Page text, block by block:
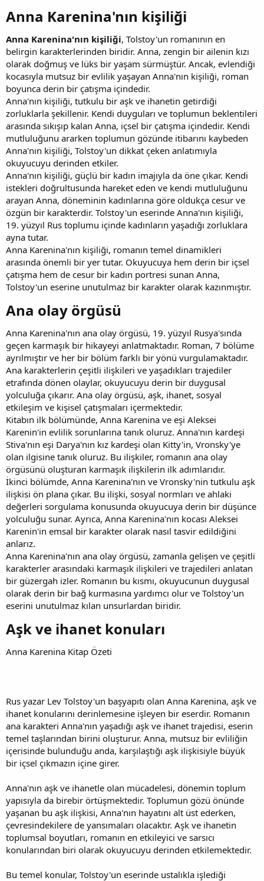
Anna Karenina'nın kişiliği​
Anna Karenina'nın kişiliği, Tolstoy'un romanının en
belirgin karakterlerinden biridir. Anna, zengin bir ailenin kızı
olarak doğmuş ve lüks bir yaşam sürmüştür. Ancak, evlendiği
kocasıyla mutsuz bir evlilik yaşayan Anna'nın kişiliği, roman
boyunca derin bir çatışma içindedir.
Anna'nın kişiliği, tutkulu bir aşk ve ihanetin getirdiği
zorluklarla şekillenir. Kendi duyguları ve toplumun beklentileri
arasında sıkışıp kalan Anna, içsel bir çatışma içindedir. Kendi
mutluluğunu ararken toplumun gözünde itibarını kaybeden
Anna'nın kişiliği, Tolstoy'un dikkat çeken anlatımıyla
okuyucuyu derinden etkiler.
Anna'nın kişiliği, güçlü bir kadın imajıyla da öne çıkar. Kendi
istekleri doğrultusunda hareket eden ve kendi mutluluğunu
arayan Anna, döneminin kadınlarına göre oldukça cesur ve
özgün bir karakterdir. Tolstoy'un eserinde Anna'nın kişiliği,
19. yüzyıl Rus toplumu içinde kadınların yaşadığı zorluklara
ayna tutar.
Anna Karenina'nın kişiliği, romanın temel dinamikleri
arasında önemli bir yer tutar. Okuyucuya hem derin bir içsel
çatışma hem de cesur bir kadın portresi sunan Anna,
Tolstoy'un eserine unutulmaz bir karakter olarak kazınmıştır.
Ana olay örgüsü​
Anna Karenina'nın ana olay örgüsü, 19. yüzyıl Rusya'sında
geçen karmaşık bir hikayeyi anlatmaktadır. Roman, 7 bölüme
ayrılmıştır ve her bir bölüm farklı bir yönü vurgulamaktadır.
Ana karakterlerin çeşitli ilişkileri ve yaşadıkları trajediler
etrafında dönen olaylar, okuyucuyu derin bir duygusal
yolculuğa çıkarır. Ana olay örgüsü, aşk, ihanet, sosyal
etkileşim ve kişisel çatışmaları içermektedir.
Kitabın ilk bölümünde, Anna Karenina ve eşi Aleksei
Karenin'in evlilik sorunlarına tanık oluruz. Anna'nın kardeşi
Stiva'nın eşi Darya'nın kız kardeşi olan Kitty'in, Vronsky'ye
olan ilgisine tanık oluruz. Bu ilişkiler, romanın ana olay
örgüsünü oluşturan karmaşık ilişkilerin ilk adımlarıdır.
İkinci bölümde, Anna Karenina'nın ve Vronsky'nin tutkulu aşk
ilişkisi ön plana çıkar. Bu ilişki, sosyal normları ve ahlaki
değerleri sorgulama konusunda okuyucuya derin bir düşünce
yolculuğu sunar. Ayrıca, Anna Karenina'nın kocası Aleksei
Karenin'in emsal bir karakter olarak nasıl tasvir edildiğini
anlarız.
Anna Karenina'nın ana olay örgüsü, zamanla gelişen ve çeşitli
karakterler arasındaki karmaşık ilişkileri ve trajedileri anlatan
bir güzergah izler. Romanın bu kısmı, okuyucunun duygusal
olarak derin bir bağ kurmasına yardımcı olur ve Tolstoy'un
eserini unutulmaz kılan unsurlardan biridir.
Aşk ve ihanet konuları​
Anna Karenina Kitap Özeti
Rus yazar Lev Tolstoy'un başyapıtı olan Anna Karenina, aşk ve
ihanet konularını derinlemesine işleyen bir eserdir. Romanın
ana karakteri Anna'nın yaşadığı aşk ve ihanet trajedisi, eserin
temel taşlarından birini oluşturur. Anna, mutsuz bir evliliğin
içerisinde bulunduğu anda, karşılaştığı aşk ilişkisiyle büyük
bir içsel çıkmazın içine girer.
Anna'nın aşk ve ihanetle olan mücadelesi, dönemin toplum
yapısıyla da birebir örtüşmektedir. Toplumun gözü önünde
yaşanan bu aşk ilişkisi, Anna'nın hayatını alt üst ederken,
çevresindekilere de yansımaları olacaktır. Aşk ve ihanetin
toplumsal boyutları, romanın en etkileyici ve sarsıcı
konularından biri olarak okuyucuyu derinden etkilemektedir.
Bu temel konular, Tolstoy'un eserinde ustalıkla işlediği